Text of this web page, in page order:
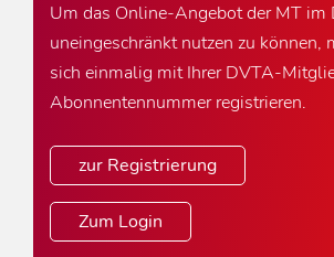
Um das Online-Angebot der MT im
uneingeschränkt nutzen zu können,
sich einmalig mit Ihrer DVTA-
Abonnentennummer registrieren.
zur Registrierung
Zum Login